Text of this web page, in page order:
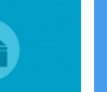
小程序含原生
置顶/商家入驻/